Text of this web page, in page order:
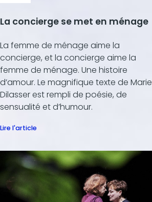
La concierge se met en ménage
La femme de ménage aime la
concierge, et la concierge aime la
femme de ménage. Une histoire
d’amour. Le magnifique texte de Marie
Dilasser est rempli de poésie, de
sensualité et d’humour.
Lire l'article